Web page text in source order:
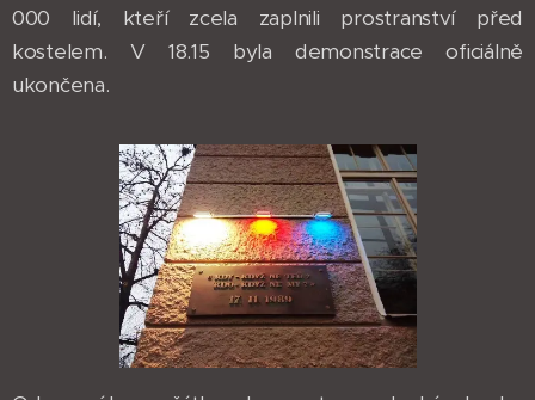
000 lidí, kteří zcela zaplnili prostranství před
kostelem. V 18.15 byla demonstrace oficiálně
ukončena.